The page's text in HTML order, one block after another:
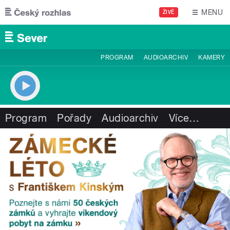
Přejít k hlavnímu obsahu
ŽIVĚ MENU
PROGRAM AUDIOARCHIV KAMERY
Program Pořady Audioarchiv Více…